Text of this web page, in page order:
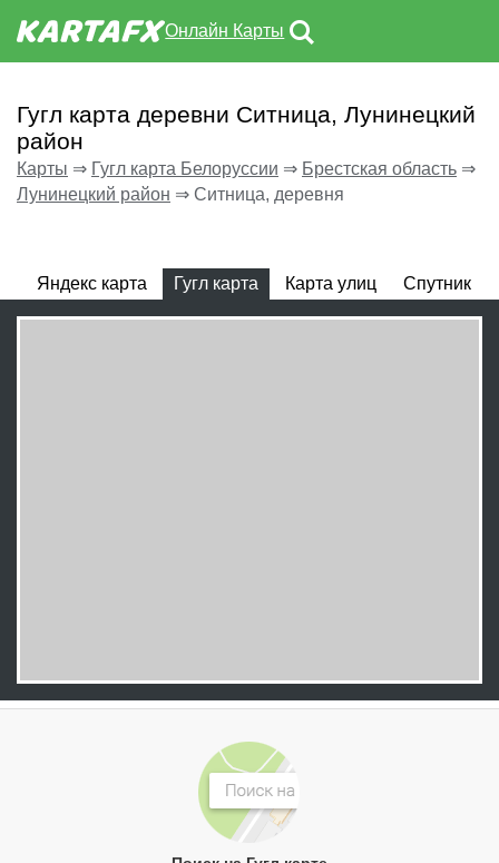
Онлайн Карты
Гугл карта деревни Ситница, Лунинецкий
район
Карты ⇒ Гугл карта Белоруссии ⇒ Брестская область ⇒
Лунинецкий район ⇒ Ситница, деревня
Яндекс карта Гугл карта Карта улиц Спутник